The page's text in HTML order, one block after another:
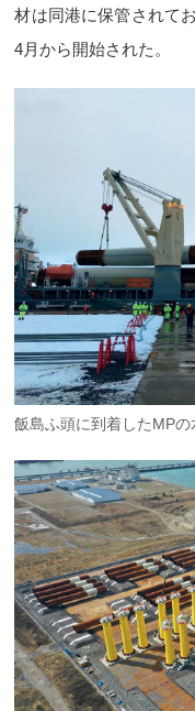
材は同港に保管されて
4月から開始された。
飯島ふ頭に到着したMPの